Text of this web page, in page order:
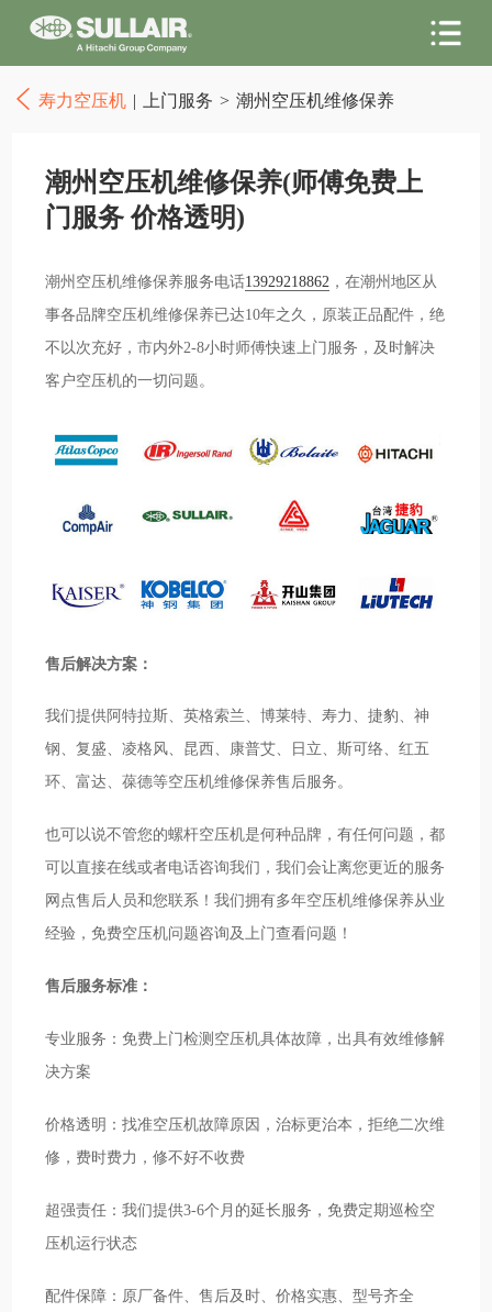
寿力空压机 | 上门服务 > 潮州空压机维修保养
潮州空压机维修保养(师傅免费上
门服务 价格透明)
潮州空压机维修保养服务电话13929218862 ，在潮州地区从
事各品牌空压机维修保养已达10年之久，原装正品配件，绝
不以次充好，市内外2-8小时师傅快速上门服务，及时解决
客户空压机的一切问题。
售后解决方案：
我们提供阿特拉斯、英格索兰、博莱特、寿力、捷豹、神
钢、复盛、凌格风、昆西、康普艾、日立、斯可络、红五
环、富达、葆德等空压机维修保养售后服务。
也可以说不管您的螺杆空压机是何种品牌，有任何问题，都
可以直接在线或者电话咨询我们，我们会让离您更近的服务
网点售后人员和您联系！我们拥有多年空压机维修保养从业
经验，免费空压机问题咨询及上门查看问题！
售后服务标准：
专业服务：免费上门检测空压机具体故障，出具有效维修解
决方案
价格透明：找准空压机故障原因，治标更治本，拒绝二次维
修，费时费力，修不好不收费
超强责任：我们提供3-6个月的延长服务，免费定期巡检空
压机运行状态
配件保障：原厂备件、售后及时、价格实惠、型号齐全